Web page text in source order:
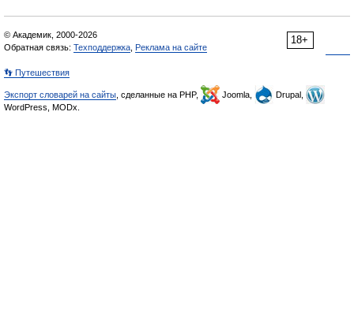
18+
© Академик, 2000-2026
Обратная связь: Техподдержка Реклама на сайте
👣 Путешествия
Экспорт словарей на сайты , сделанные на PHP, Joomla,
Drupal,
WordPress, MODx.